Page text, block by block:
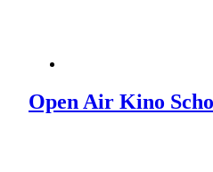
Open Air Kino